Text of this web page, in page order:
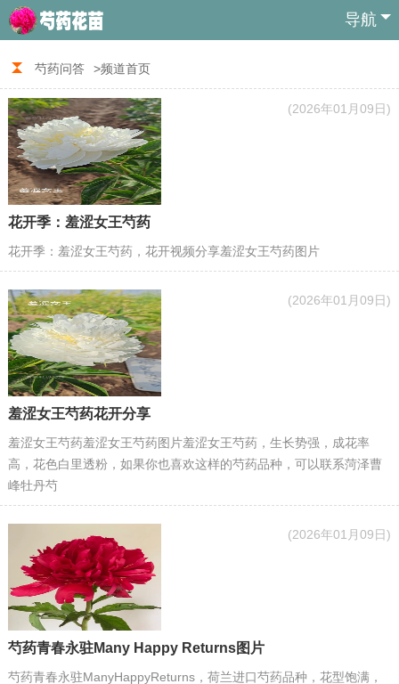
导航
芍药问答 >频道首页
(2026年01月09日)
花开季：羞涩女王芍药
花开季：羞涩女王芍药，花开视频分享羞涩女王芍药图片
(2026年01月09日)
羞涩女王芍药花开分享
羞涩女王芍药羞涩女王芍药图片羞涩女王芍药，生长势强，成花率
高，花色白里透粉，如果你也喜欢这样的芍药品种，可以联系菏泽曹
峰牡丹芍
(2026年01月09日)
芍药青春永驻Many Happy Returns图片
芍药青春永驻ManyHappyReturns，荷兰进口芍药品种，花型饱满，